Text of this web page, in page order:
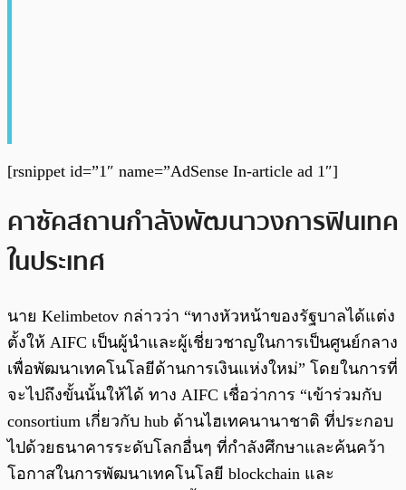
[rsnippet id=”1″ name=”AdSense In-article ad 1″]
คาซัคสถานกำลังพัฒนาวงการฟินเทค
ในประเทศ
นาย Kelimbetov กล่าวว่า “ทางหัวหน้าของรัฐบาลได้แต่ง
ตั้งให้ AIFC เป็นผู้นำและผู้เชี่ยวชาญในการเป็นศูนย์กลาง
เพื่อพัฒนาเทคโนโลยีด้านการเงินแห่งใหม่” โดยในการที่
จะไปถึงขั้นนั้นให้ได้ ทาง AIFC เชื่อว่าการ “เข้าร่วมกับ
consortium เกี่ยวกับ hub ด้านไฮเทคนานาชาติ ที่ประกอบ
ไปด้วยธนาคารระดับโลกอื่นๆ ที่กำลังศึกษาและค้นคว้า
โอกาสในการพัฒนาเทคโนโลยี blockchain และ